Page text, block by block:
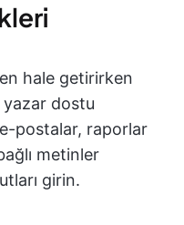
hale getirirken
yazar dostu
postalar, raporlar
metinler
girin.